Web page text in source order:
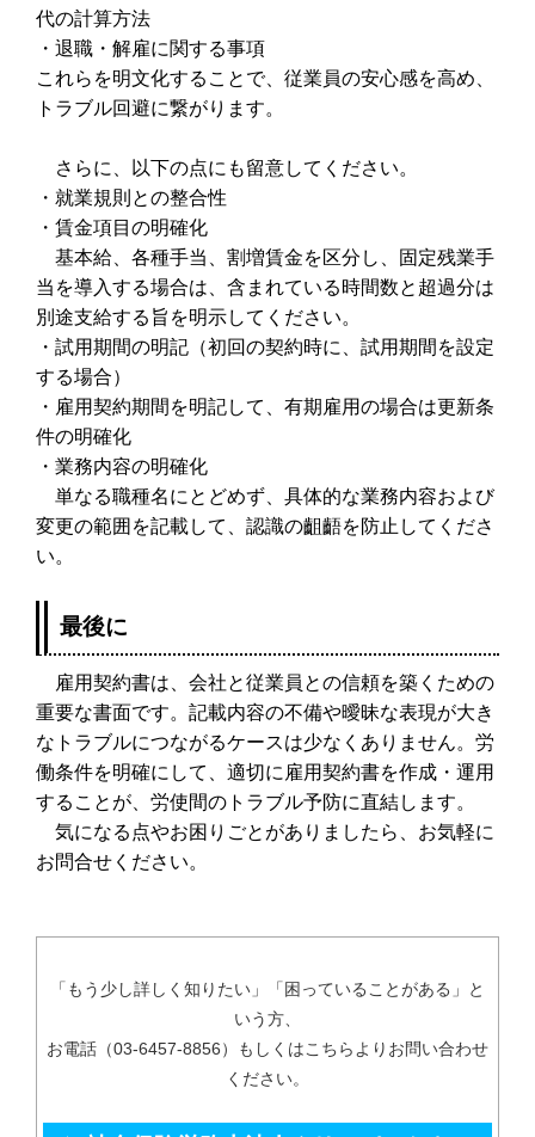
代の計算方法
・退職・解雇に関する事項
これらを明文化することで、従業員の安心感を高め、
トラブル回避に繋がります。
さらに、以下の点にも留意してください。
・就業規則との整合性
・賃金項目の明確化
基本給、各種手当、割増賃金を区分し、固定残業手
当を導入する場合は、含まれている時間数と超過分は
別途支給する旨を明示してください。
・試用期間の明記（初回の契約時に、試用期間を設定
する場合）
・雇用契約期間を明記して、有期雇用の場合は更新条
件の明確化
・業務内容の明確化
単なる職種名にとどめず、具体的な業務内容および
変更の範囲を記載して、認識の齟齬を防止してくださ
い。
最後に
雇用契約書は、会社と従業員との信頼を築くための
重要な書面です。記載内容の不備や曖昧な表現が大き
なトラブルにつながるケースは少なくありません。労
働条件を明確にして、適切に雇用契約書を作成・運用
することが、労使間のトラブル予防に直結します。
気になる点やお困りごとがありましたら、お気軽に
お問合せください。
「もう少し詳しく知りたい」「困っていることがある」と
いう方、
お電話（03-6457-8856）もしくはこちらよりお問い合わせ
ください。